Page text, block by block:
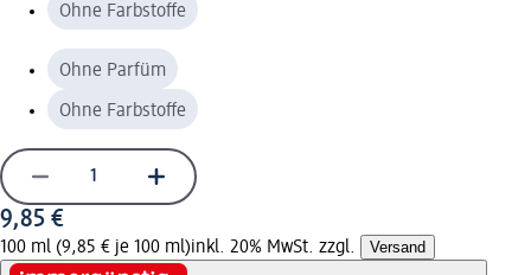
Ohne Farbstoffe
Ohne Parfüm
Ohne Farbstoffe
9,85 €
100 ml (9,85 € je 100 ml)inkl. 20% MwSt. zzgl. Versand